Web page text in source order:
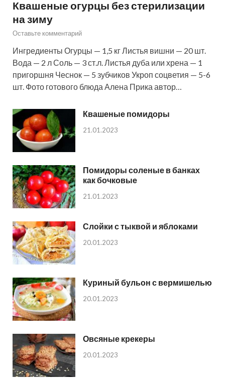
Квашеные огурцы без стерилизации
на зиму
Оставьте комментарий
Ингредиенты Огурцы — 1,5 кг Листья вишни — 20 шт.
Вода — 2 л Соль — 3 ст.л. Листья дуба или хрена — 1
пригоршня Чеснок — 5 зубчиков Укроп соцветия — 5-6
шт. Фото готового блюда Алена Прика автор…
Квашеные помидоры
21.01.2023
Помидоры соленые в банках
как бочковые
21.01.2023
Слойки с тыквой и яблоками
20.01.2023
Куриный бульон с вермишелью
20.01.2023
Овсяные крекеры
20.01.2023